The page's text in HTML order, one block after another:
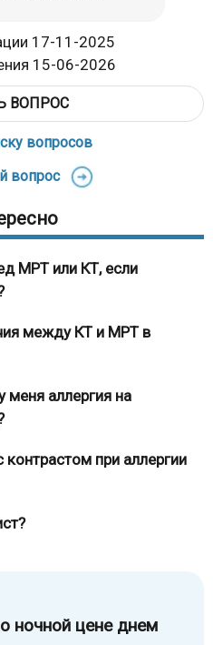
ночной цене днем
17-11-2025
15-06-2026
ВОПРОС
вопросов
вопрос
МРТ или КТ, если
между КТ и МРТ в
меня аллергия на
при аллергии